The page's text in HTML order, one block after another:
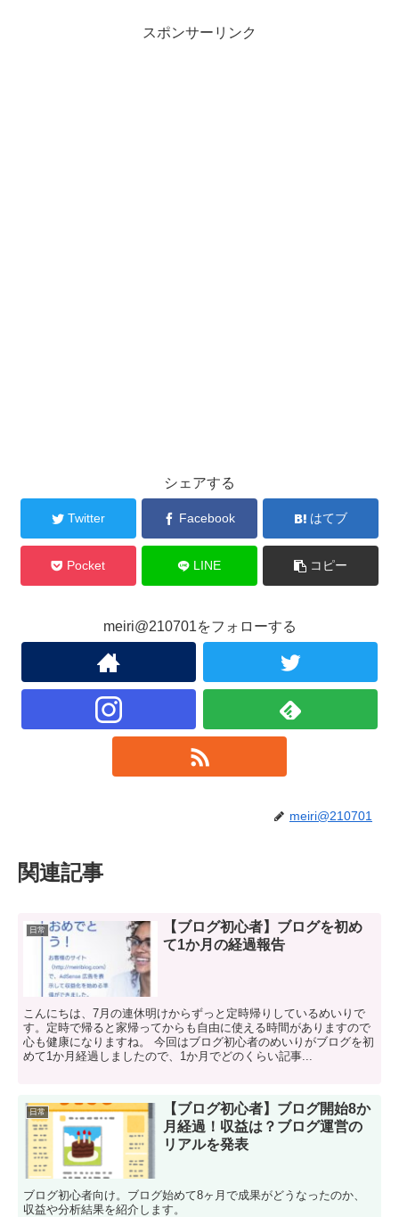
スポンサーリンク
シェアする
Twitter Facebook はてブ
Pocket LINE コピー
meiri@210701をフォローする
meiri@210701
関連記事
日常
【ブログ初心者】ブログを初め
て1か月の経過報告
こんにちは、7月の連休明けからずっと定時帰りしているめいりで
す。定時で帰ると家帰ってからも自由に使える時間がありますので
心も健康になりますね。 今回はブログ初心者のめいりがブログを初
めて1か月経過しましたので、1か月でどのくらい記事...
日常
【ブログ初心者】ブログ開始8か
月経過！収益は？ブログ運営の
リアルを発表
ブログ初心者向け。ブログ始めて8ヶ月で成果がどうなったのか、
収益や分析結果を紹介します。